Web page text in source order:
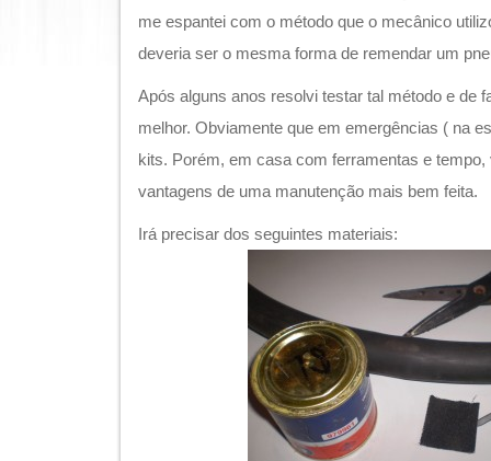
me espantei com o método que o mecânico
deveria ser o mesma forma de remendar um
Após alguns anos resolvi testar tal método e de
melhor. Obviamente que em emergências ( na
kits. Porém, em casa com ferramentas e
vantagens de uma manutenção mais bem feita.
Irá precisar dos seguintes materiais: